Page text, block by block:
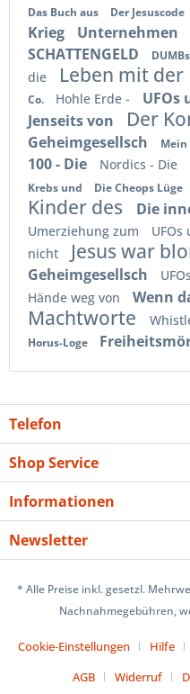
Das Buch aus Der Jesuscode
Krieg
Unternehmen
SCHATTENGELD
die
Leben mit der
Co.
Hohle Erde - UFOs
Jenseits von Der
Geheimgesellsch
100 - Die
Nordics - Die
Krebs und Die Cheops Lüge
Kinder des
Die
Umerziehung zum UFOs
nicht
Jesus war
Geheimgesellsch
Hände weg von Wenn
Machtworte
Horus-Loge
Telefon
Shop Service
Informationen
Newsletter
* Alle Preise inkl. gesetzl.
Nachnahmegebühren,
Cookie-Einstellungen Hilfe
AGB
Widerruf